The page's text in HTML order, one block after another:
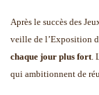
Après le succès des
veille de l’Exposition
chaque jour plus fort.
qui ambitionnent de